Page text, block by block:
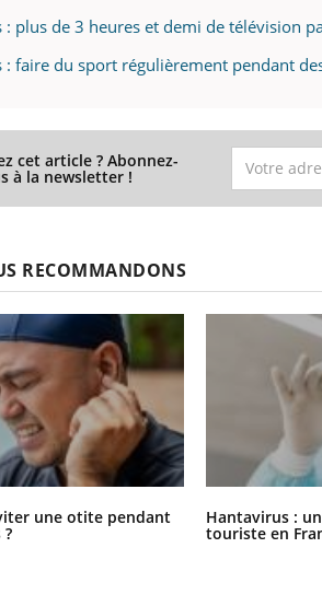
: plus de 3 heures et demi de télévision
: faire du sport régulièrement pendant
cet article ? Abonnez-
à la newsletter !
RECOMMANDONS
une otite pendant
?
Hantavirus :
touriste en